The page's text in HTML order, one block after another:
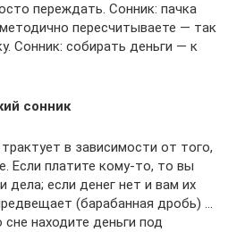
переждать. Сонник: пачка
пересчитываете — так
Сонник: собирать деньги — к
сонник
в зависимости от того,
Если платите кому-то, то вы
дела; если денег нет и вам их
(барабанная дробь) …
находите деньги под